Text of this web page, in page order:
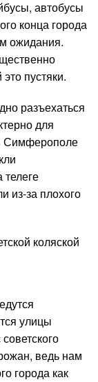
автобусы
конца города
ожидания.
пустяки.
разъехаться
для
Симферополе
телеге
из-за плохого
коляской
улицы
ведь нам
города как